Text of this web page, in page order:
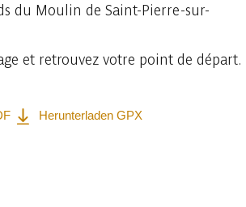
du Moulin de Saint-Pierre-sur-
et retrouvez votre point de départ.
Herunterladen GPX